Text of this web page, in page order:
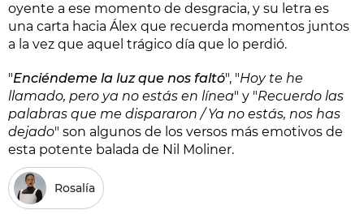
oyente a ese momento de desgracia, y su letra es
una carta hacia Álex que recuerda momentos juntos
a la vez que aquel trágico día que lo perdió.
"Enciéndeme la luz que nos faltó", "Hoy te he
llamado, pero ya no estás en línea" y "Recuerdo las
palabras que me dispararon / Ya no estás, nos has
dejado" son algunos de los versos más emotivos de
esta potente balada de Nil Moliner.
Rosalía